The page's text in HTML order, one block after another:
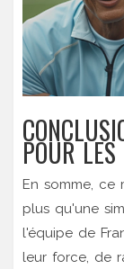
POUR
En somme, ce
plus qu'une
l'équipe de
leur force, de